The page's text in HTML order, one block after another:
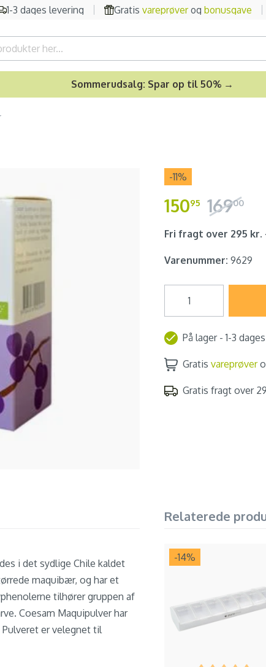
1-3 dages levering Gratisvareprøverogbonusgave
Sommerudsalg: Spar op til 50% →
-11%
15095 16900
Fri fragt over 295 kr.
Varenummer: 9629
På lager - 1-3
Gratis vareprøver
Gratis fragt over
i det sydlige Chile kaldet
maquibær, og har et
tilhører gruppen af
Coesam Maquipulver har
er velegnet til
Relaterede
-14%